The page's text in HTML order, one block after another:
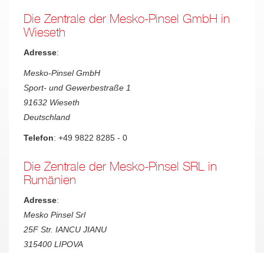
Die Zentrale der Mesko-Pinsel GmbH in
Wieseth
Adresse:
Mesko-Pinsel GmbH
Sport- und Gewerbestraße 1
91632 Wieseth
Deutschland
Telefon: +49 9822 8285 - 0
Die Zentrale der Mesko-Pinsel SRL in
Rumänien
Adresse:
Mesko Pinsel Srl
25F Str. IANCU JIANU
315400 LIPOVA